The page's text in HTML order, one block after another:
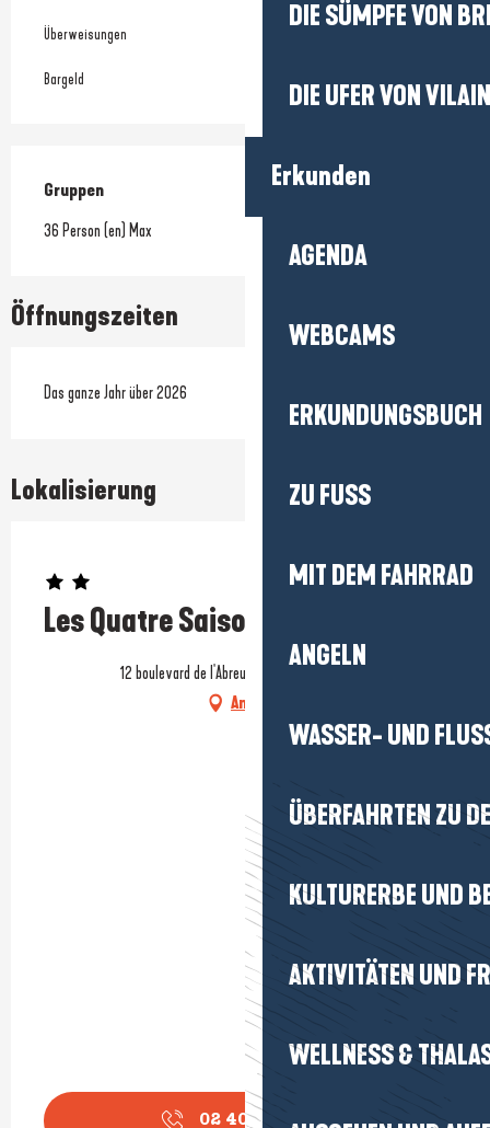
DIE SÜMPFE VON
DIE UFER VON
Erkunden
AGENDA
WEBCAMS
ERKUNDUNGSBUCH
ZU FUSS
MIT DEM FAHRRAD
ANGELN
WASSER- UND
ÜBERFAHRTEN ZU
KULTURERBE UND
AKTIVITÄTEN UND
WELLNESS &
Überweisungen
Bargeld
Gruppen
Gruppen
36 Person (en) Max
Öffnungszeiten
Das ganze Jahr über 2026
Lokalisierung
Les Quatre Saisons
Prestataire engagé dans une démarche environnementale
12 boulevard de l'Abreuvoir, 44350 Guérande
Anfahrt
02 40 19 68 ▒▒